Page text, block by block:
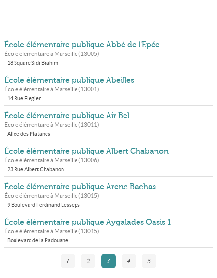
École élémentaire publique Abbé de l'Epée
École élémentaire à Marseille(13005)
18 Square Sidi Brahim
École élémentaire publique Abeilles
École élémentaire à Marseille(13001)
14 Rue Flegier
École élémentaire publique Air Bel
École élémentaire à Marseille(13011)
Allée des Platanes
École élémentaire publique Albert Chabanon
École élémentaire à Marseille(13006)
23 Rue Albert Chabanon
École élémentaire publique Arenc Bachas
École élémentaire à Marseille(13015)
9 Boulevard Ferdinand Lesseps
École élémentaire publique Aygalades Oasis 1
École élémentaire à Marseille(13015)
Boulevard de la Padouane
1 2 3 4 5